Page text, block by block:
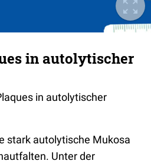
in autolytischer
in autolytischer
stark autolytische Mukosa
Unter der